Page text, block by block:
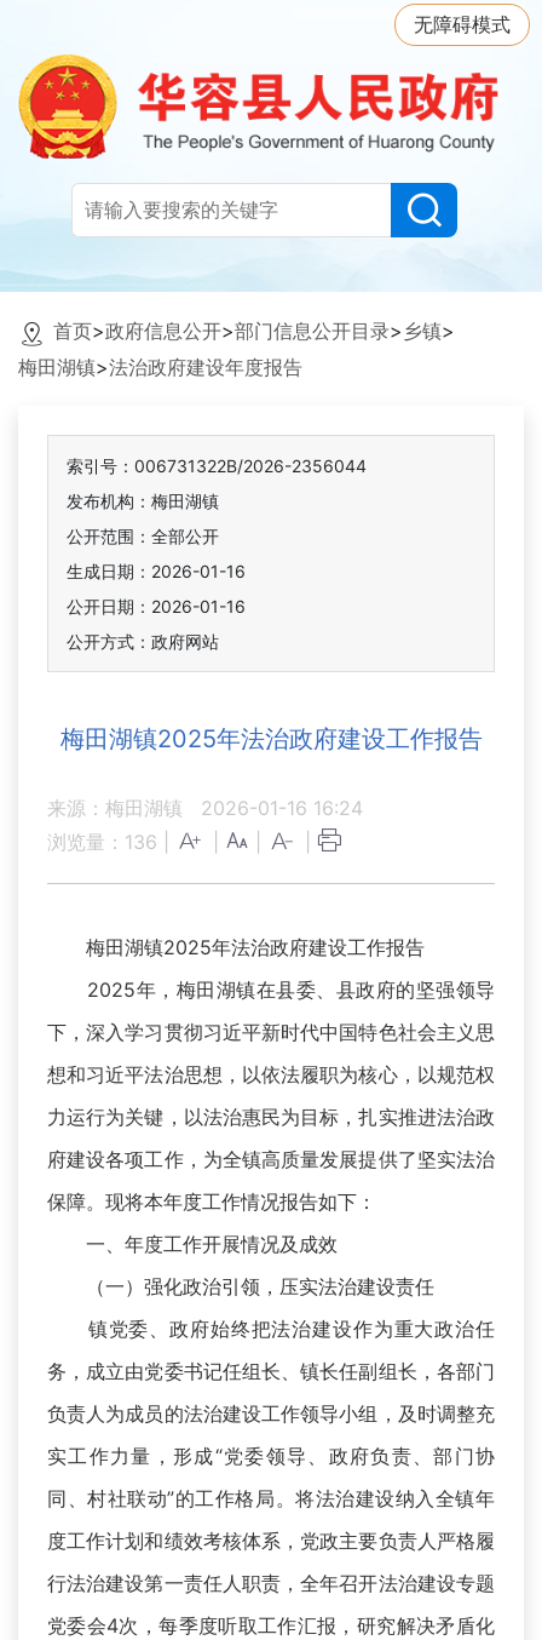
无障碍模式
首页>政府信息公开>部门信息公开目录> 乡镇>
梅田湖镇>法治政府建设年度报告
索引号：006731322B/2026-2356044
发布机构：梅田湖镇
公开范围：全部公开
生成日期：2026-01-16
公开日期：2026-01-16
公开方式：政府网站
梅田湖镇2025年法治政府建设工作报告
来源：梅田湖镇
2026-01-16 16:24
浏览量： 136
梅田湖镇2025年法治政府建设工作报告
2025年，梅田湖镇在县委、县政府的坚强领导
下，深入学习贯彻习近平新时代中国特色社会主义思
想和习近平法治思想，以依法履职为核心，以规范权
力运行为关键，以法治惠民为目标，扎实推进法治政
府建设各项工作，为全镇高质量发展提供了坚实法治
保障。现将本年度工作情况报告如下：
一、年度工作开展情况及成效
（一）强化政治引领，压实法治建设责任
镇党委、政府始终把法治建设作为重大政治任
务，成立由党委书记任组长、镇长任副组长，各部门
负责人为成员的法治建设工作领导小组，及时调整充
实工作力量，形成“党委领导、政府负责、部门协
同、村社联动”的工作格局。将法治建设纳入全镇年
度工作计划和绩效考核体系，党政主要负责人严格履
行法治建设第一责任人职责，全年召开法治建设专题
党委会4次，每季度听取工作汇报，研究解决矛盾化